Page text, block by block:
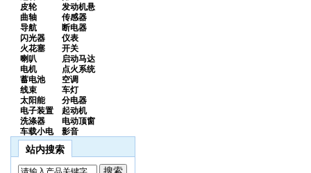
皮轮
发动机悬
曲轴
传感器
导航
断电器
闪光器
仪表
火花塞
开关
喇叭
启动马达
电机
点火系统
蓄电池
空调
线束
车灯
太阳能
分电器
电子装置
起动机
洗涤器
电动顶窗
车载小电
影音
站内搜索